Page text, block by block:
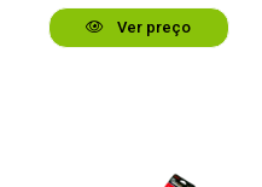
Ver preço